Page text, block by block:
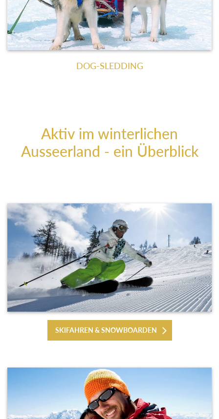
DOG-SLEDDING
Aktiv im winterlichen
Ausseerland - ein Überblick
SKIFAHREN & SNOWBOARDEN